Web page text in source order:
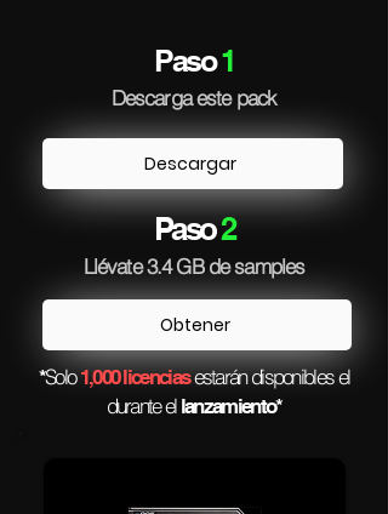
Paso1
Descarga este pack
Descargar
Paso2
Llévate 3.4 GB de samples
Obtener
*Solo1,000 licenciasestarán disponibles el
durante ellanzamiento*